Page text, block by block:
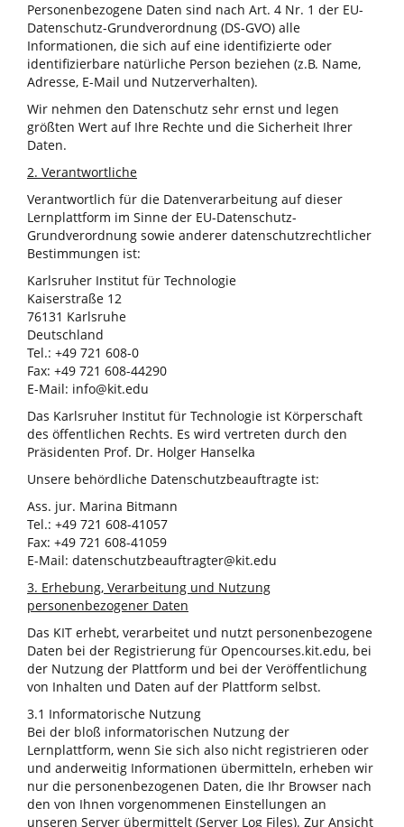
Personenbezogene Daten sind nach Art. 4 Nr. 1 der EU-
Datenschutz-Grundverordnung (DS-GVO) alle
Informationen, die sich auf eine identifizierte oder
identifizierbare natürliche Person beziehen (z.B. Name,
Adresse, E-Mail und Nutzerverhalten).
Wir nehmen den Datenschutz sehr ernst und legen
größten Wert auf Ihre Rechte und die Sicherheit Ihrer
Daten.
2. Verantwortliche
Verantwortlich für die Datenverarbeitung auf dieser
Lernplattform im Sinne der EU-Datenschutz-
Grundverordnung sowie anderer datenschutzrechtlicher
Bestimmungen ist:
Karlsruher Institut für Technologie
Kaiserstraße 12
76131 Karlsruhe
Deutschland
Tel.: +49 721 608-0
Fax: +49 721 608-44290
E-Mail: info@kit.edu
Das Karlsruher Institut für Technologie ist Körperschaft
des öffentlichen Rechts. Es wird vertreten durch den
Präsidenten Prof. Dr. Holger Hanselka
Unsere behördliche Datenschutzbeauftragte ist:
Ass. jur. Marina Bitmann
Tel.: +49 721 608-41057
Fax: +49 721 608-41059
E-Mail: datenschutzbeauftragter@kit.edu
3. Erhebung, Verarbeitung und Nutzung
personenbezogener Daten
Das KIT erhebt, verarbeitet und nutzt personenbezogene
Daten bei der Registrierung für Opencourses.kit.edu, bei
der Nutzung der Plattform und bei der Veröffentlichung
von Inhalten und Daten auf der Plattform selbst.
3.1 Informatorische Nutzung
Bei der bloß informatorischen Nutzung der
Lernplattform, wenn Sie sich also nicht registrieren oder
und anderweitig Informationen übermitteln, erheben wir
nur die personenbezogenen Daten, die Ihr Browser nach
den von Ihnen vorgenommenen Einstellungen an
unseren Server übermittelt (Server Log Files). Zur Ansicht